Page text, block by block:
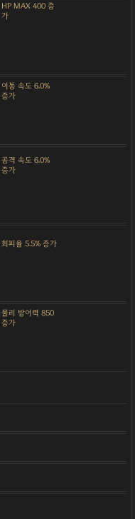
HP MAX 400 증
가
이동 속도 6.0%
증가
공격 속도 6.0%
증가
회피율 5.5% 증가
물리 방어력 850
증가